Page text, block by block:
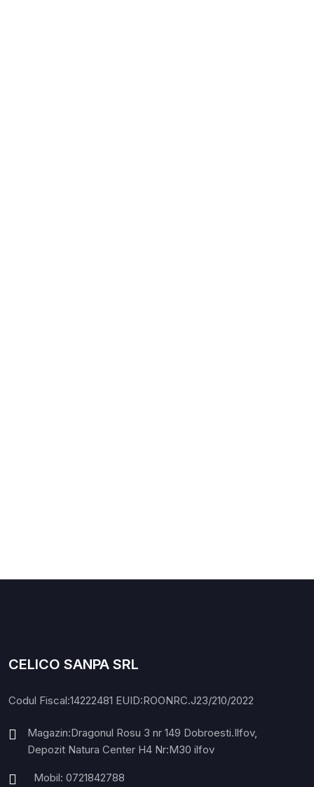
CELICO SANPA SRL
Codul Fiscal:14222481 EUID:ROONRC.J23/210/2022
Magazin:Dragonul Rosu 3 nr 149 Dobroesti.Ilfov,
Depozit Natura Center H4 Nr:M30 ilfov
Mobil: 0721842788